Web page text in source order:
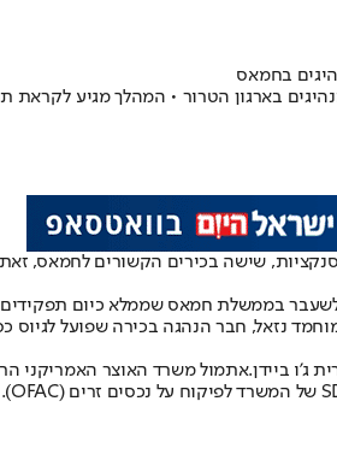
בחמאס
בארגון הטרור • המהלך מגיע
שישה בכירים הקשורים לחמאס,
בממשלת חמאס שממלא כיום
נזאל, חבר הנהגה בכירה שפועל לגיוס
ג'ו ביידן.אתמול משרד האוצר האמריקני